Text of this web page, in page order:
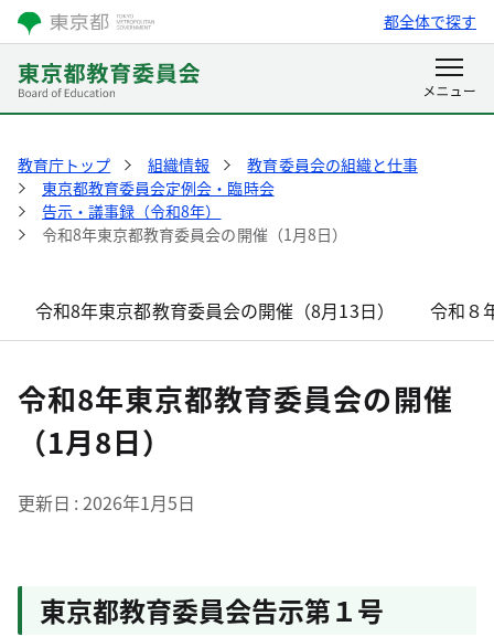
都全体で探す
教育庁トップ 組織情報
教育委員会の組織と仕事
東京都教育委員会定例会・臨時会
告示・議事録（令和8年）
令和8年東京都教育委員会の開催（1月8日）
令和8年東京都教育委員会の開催（8月13日） 令和８
令和8年東京都教育委員会の開催
（1月8日）
更新日 2026年1月5日
東京都教育委員会告示第１号